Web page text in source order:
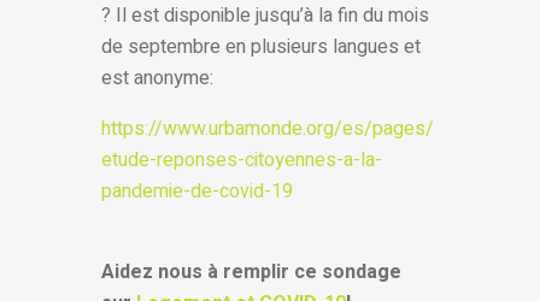
? Il est disponible jusqu’à la fin du mois
de septembre en plusieurs langues et
est anonyme:
https://www.urbamonde.org/es/pages/
etude-reponses-citoyennes-a-la-
pandemie-de-covid-19
Aidez nous à remplir ce sondage